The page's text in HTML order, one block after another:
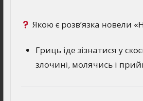
Якою є розв’язка новели
Гриць іде зізнатися у
злочині, молячись і